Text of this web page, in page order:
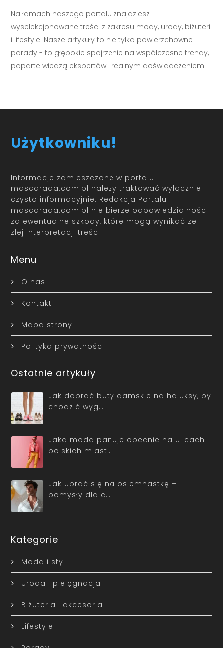
Na łamach naszego portalu znajdziesz
wyselekcjonowane treści z zakresu mody, urody, biżuterii
i lifestyle. Nasze artykuły to nie tylko powierzchowne
porady - to głębokie spojrzenie na współczesne trendy,
poparte wiedzą ekspertów i realnym doświadczeniem.
Użytkowniku!
Informacje zamieszczone w portalu
mascarada.com.pl należy traktować wyłącznie
czysto informacyjnie. Redakcja Portalu
mascarada.com.pl nie bierze odpowiedzialności
za ewentualne szkody, które mogą wynikać ze
złej interpretacji treści.
Menu
O nas
Kontakt
Mapa strony
Polityka prywatności
Ostatnie artykuły
Jak dobrać buty damskie na haluksy, by
chodzić wyg…
Jaka moda panuje obecnie na ulicach
polskich miast…
Jak ubrać się na osiemnastkę –
pomysły dla c…
Kategorie
Moda i styl
Uroda i pielęgnacja
Biżuteria i akcesoria
Lifestyle